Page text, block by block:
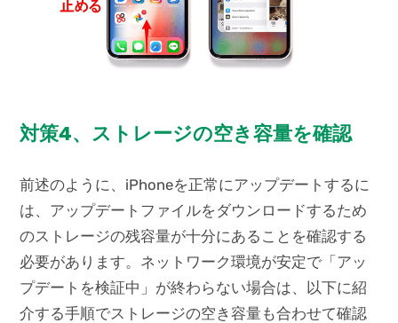
対策4、ストレージの空き容量を確認
前述のように、iPhoneを正常にアップデートするに
は、アップデートファイルをダウンロードするため
のストレージの残容量が十分にあることを確認する
必要があります。ネットワーク環境が安定で「アッ
プデートを検証中」が終わらない場合は、以下に紹
介する手順でストレージの空き容量も合わせて確認